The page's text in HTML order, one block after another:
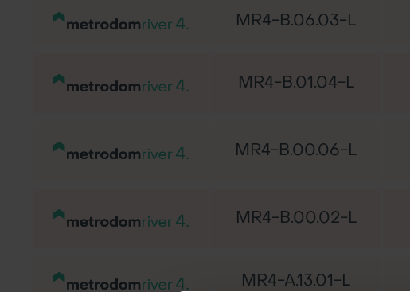
MR4-B.06.03-L
MR4-B.01.04-L
MR4-B.00.06-L
MR4-B.00.02-L
MR4-A.13.01-L